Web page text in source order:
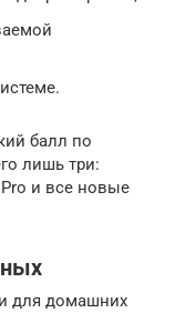
балл по
лишь три:
и все новые
для домашних